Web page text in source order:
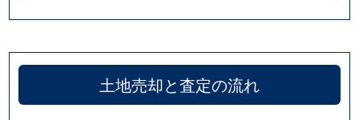
土地売却と査定の流れ